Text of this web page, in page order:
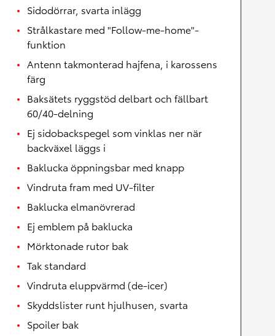
Sidodörrar, svarta inlägg
Strålkastare med "Follow-me-home"-
funktion
Antenn takmonterad hajfena, i karossens
färg
Baksätets ryggstöd delbart och fällbart
60/40-delning
Ej sidobackspegel som vinklas ner när
backväxel läggs i
Baklucka öppningsbar med knapp
Vindruta fram med UV-filter
Baklucka elmanövrerad
Ej emblem på baklucka
Mörktonade rutor bak
Tak standard
Vindruta eluppvärmd (de-icer)
Skyddslister runt hjulhusen, svarta
Spoiler bak